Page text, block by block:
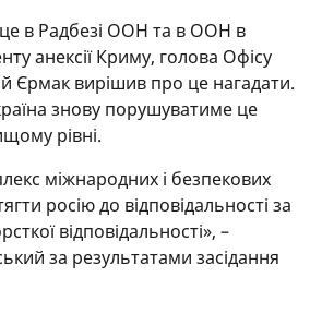
в Радбезі ООН та в ООН в
анексії Криму, голова Офісу
Єрмак вирішив про це нагадати.
знову порушуватиме це
рівні.
міжнародних і безпекових
росію до відповідальності за
відповідальності», –
за результатами засідання